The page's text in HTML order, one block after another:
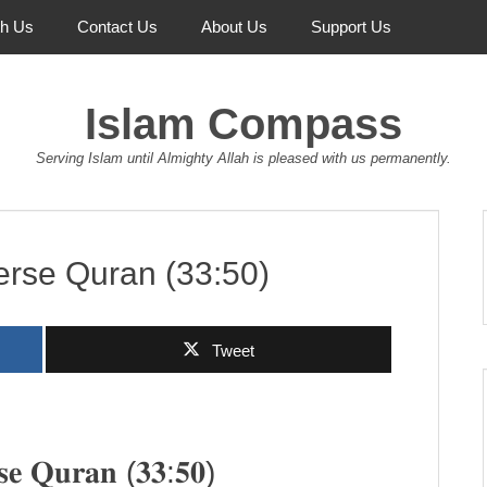
Us Contact Us About Us Support Us
Islam Compass
Serving Islam until Almighty Allah is pleased with us permanently.
Quran (33:50)
Tweet
𝐐𝐮𝐫𝐚𝐧 (𝟑𝟑:𝟓𝟎)